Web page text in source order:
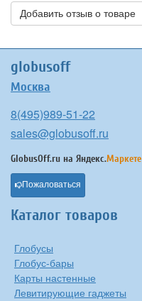
Добавить отзыв о товаре
globusoff
Москва
8(495)989-51-22
sales@globusoff.ru
GlobusOff.ru на Яндекс.Маркете
Пожаловаться
Каталог товаров
Глобусы
Глобус-бары
Карты настенные
Левитирующие гаджеты